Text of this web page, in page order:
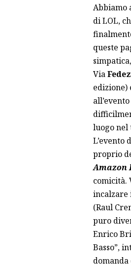
Abbiamo
di LOL,
queste
ViaFedez
edizione)
luogo nel
L’evento
proprio
Amazon
comicità.
incalzare
(Raul
puro
Enrico
Basso”,